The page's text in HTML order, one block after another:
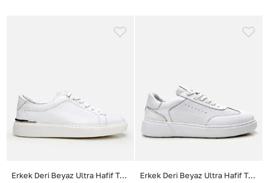
Erkek Deri Beyaz Ultra Hafif Tabanlı Spor Ayakkabı
Erkek Deri Beyaz Ultra Hafif Tabanlı Spor Ayakkabı